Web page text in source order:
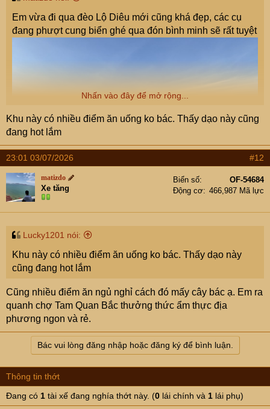
Em vừa đi qua đèo Lộ Diêu mới cũng khá đẹp, các cụ
đang phượt cung biển ghé qua đón bình minh sẽ rất tuyệt
Nhấn vào đây để mở rộng...
Khu này có nhiều điểm ăn uống ko bác. Thấy dạo này cũng
đang hot lắm
23:01 03/07/2026 #12
matizdo
Xe tăng
Biển số
OF-54684
Động cơ
466,987 Mã lực
Lucky1201 nói:
Khu này có nhiều điểm ăn uống ko bác. Thấy dạo này
cũng đang hot lắm
Cũng nhiều điểm ăn ngủ nghỉ cách đó mấy cây bác ạ. Em ra
quanh chợ Tam Quan Bắc thưởng thức ẩm thực địa
phương ngon và rẻ.
Bác vui lòng đăng nhập hoặc đăng ký để bình luận.
Thông tin thớt
Đang có 1 tài xế đang nghía thớt này. (0 lái chính và 1 lái phụ)